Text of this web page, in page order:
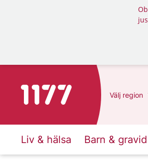
Till startsidan för 1177 Välj region
Liv & hälsa Barn & gravid